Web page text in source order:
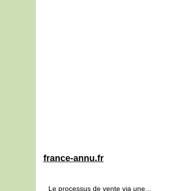
france-annu.fr
Le processus de vente via une...